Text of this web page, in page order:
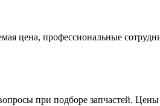
цена, профессиональные
при подборе запчастей.